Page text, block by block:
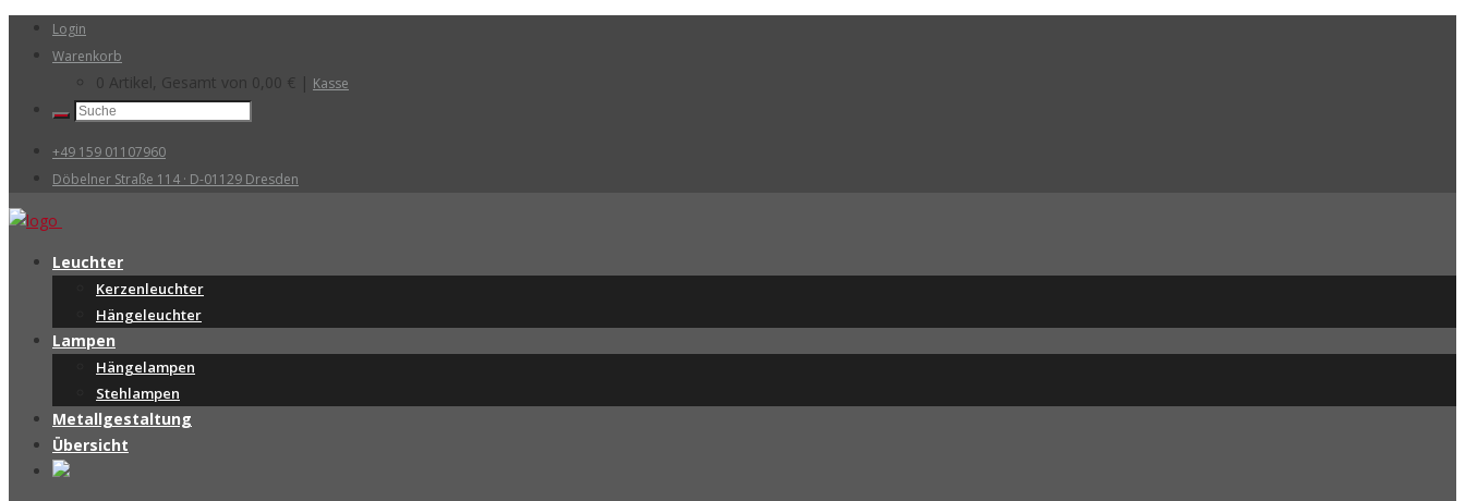
Login
Warenkorb
0 Artikel, Gesamt von 0,00 € | Kasse
+49 159 01107960
Döbelner Straße 114 · D-01129 Dresden
Leuchter
Kerzenleuchter
Hängeleuchter
Lampen
Hängelampen
Stehlampen
Metallgestaltung
Übersicht